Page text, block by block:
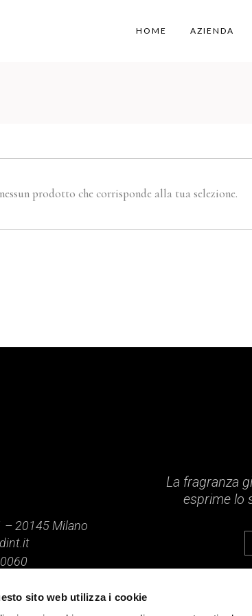
sito web utilizza i cookie
HOME AZIENDA
prodotto che corrisponde alla tua selezione.
– 20145 Milano
IVA: 09166840968 /
La fragranza
esprime lo